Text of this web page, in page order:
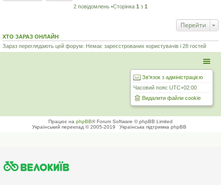
2 повідомлень •Сторінка 1 з 1
Перейти
ХТО ЗАРАЗ ОНЛАЙН
Зараз переглядають цей форум: Немає зареєстрованих користувачів і 28 гостей
Зв'язок з адміністрацією
Часовий пояс UTC+02:00
Видалити файли cookie
Працює на phpBB® Forum Software © phpBB Limited
Український переклад © 2005-2019
Українська підтримка phpBB